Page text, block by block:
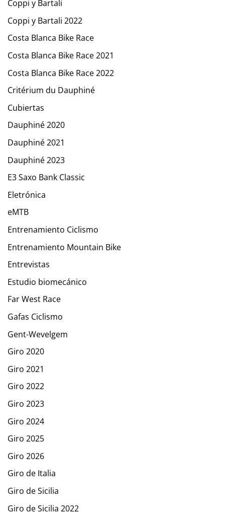
Coppi y Bartali
Coppi y Bartali 2022
Costa Blanca Bike Race
Costa Blanca Bike Race 2021
Costa Blanca Bike Race 2022
Critérium du Dauphiné
Cubiertas
Dauphiné 2020
Dauphiné 2021
Dauphiné 2023
E3 Saxo Bank Classic
Eletrónica
eMTB
Entrenamiento Ciclismo
Entrenamiento Mountain Bike
Entrevistas
Estudio biomecánico
Far West Race
Gafas Ciclismo
Gent-Wevelgem
Giro 2020
Giro 2021
Giro 2022
Giro 2023
Giro 2024
Giro 2025
Giro 2026
Giro de Italia
Giro de Sicilia
Giro de Sicilia 2022